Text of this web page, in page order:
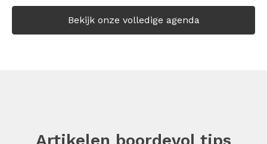
Bekijk onze volledige agenda